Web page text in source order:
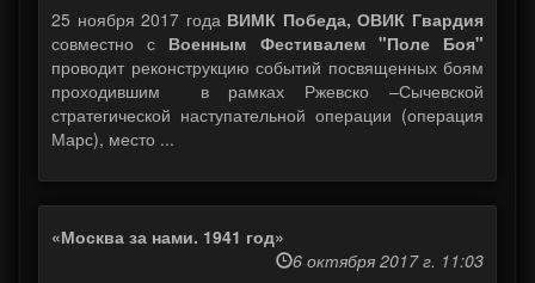
25 ноября 2017 года ВИМК Победа, ОВИК Гвардия
совместно с Военным Фестивалем "Поле Боя"
проводит реконструкцию событий посвященных боям
проходившим в рамках Ржевско –Сычевской
стратегической наступательной операции (операция
Марс), место ...
«Москва за нами. 1941 год»
6 октября 2017 г. 11:03